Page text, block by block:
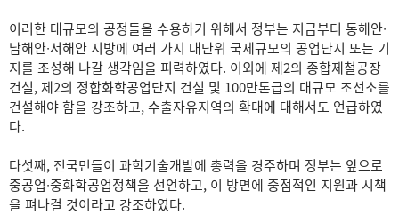
이러한 대규모의 공정들을 수용하기 위해서 정부는 지금부터 동해안∙
남해안∙서해안 지방에 여러 가지 대단위 국제규모의 공업단지 또는 기
지를 조성해 나갈 생각임을 피력하였다. 이외에 제2의 종합제철공장
건설, 제2의 정합화학공업단지 건설 및 100만톤급의 대규모 조선소를
건설해야 함을 강조하고, 수출자유지역의 확대에 대해서도 언급하였
다.
다섯째, 전국민들이 과학기술개발에 총력을 경주하며 정부는 앞으로
중공업∙중화학공업정책을 선언하고, 이 방면에 중점적인 지원과 시책
을 펴나걸 것이라고 강조하였다.